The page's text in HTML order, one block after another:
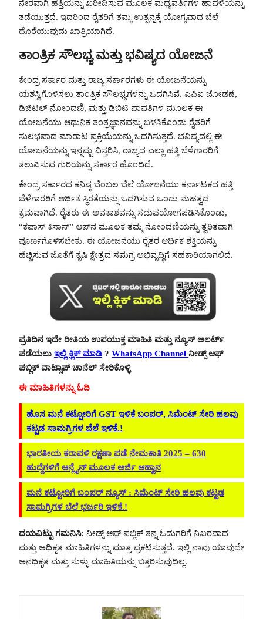
ನೇರವಾಗಿ ಹತ್ತಿಯನ್ನು ಖರೀದಿಸುವ ಮೂಲಕ ಮಧ್ಯವರ್ತಿಗಳ ಹಾವಳಿಯನ್ನು
ತಡೆಯುತ್ತದೆ. ಇದರಿಂದ ರೈತರಿಗೆ ತಮ್ಮ ಉತ್ಪನ್ನಕ್ಕೆ ಯೋಗ್ಯವಾದ ಬೆಲೆ
ದೊರೆಯುವುದು ಖಾತ್ರಿಯಾಗಿದೆ.
ತಾಂತ್ರಿಕ ಸೌಲಭ್ಯ ಮತ್ತು ಭವಿಷ್ಯದ ಯೋಜನೆ
ಕೇಂದ್ರ ಸರ್ಕಾರ ಮತ್ತು ರಾಜ್ಯ ಸರ್ಕಾರಗಳು ಈ ಯೋಜನೆಯನ್ನು
ಯಶಸ್ವಿಗೊಳಿಸಲು ತಾಂತ್ರಿಕ ಸೌಲಭ್ಯಗಳನ್ನು ಒದಗಿಸಿವೆ. ಎಪಿಐ ಜೋಡಣೆ,
ಡಿಜಿಟಲ್ ನೋಂದಣಿ, ಮತ್ತು ಡಿಬಿಟಿ ಪಾವತಿಗಳ ಮೂಲಕ ಈ
ಯೋಜನೆಯು ಆಧುನಿಕ ತಂತ್ರಜ್ಞಾನವನ್ನು ಬಳಸಿಕೊಂಡು ರೈತರಿಗೆ
ಸುಲಭವಾದ ಮಾರಾಟ ಪ್ರಕ್ರಿಯೆಯನ್ನು ಒದಗಿಸುತ್ತದೆ. ಭವಿಷ್ಯದಲ್ಲಿ ಈ
ಯೋಜನೆಯನ್ನು ಇನ್ನಷ್ಟು ವಿಸ್ತರಿಸಿ, ರಾಜ್ಯದ ಎಲ್ಲಾ ಹತ್ತಿ ಬೆಳೆಗಾರರಿಗೆ
ತಲುಪಿಸುವ ಗುರಿಯನ್ನು ಸರ್ಕಾರ ಹೊಂದಿದೆ.
ಕೇಂದ್ರ ಸರ್ಕಾರದ ಕನಿಷ್ಠ ಬೆಂಬಲ ಬೆಲೆ ಯೋಜನೆಯು ಕರ್ನಾಟಕದ ಹತ್ತಿ
ಬೆಳೆಗಾರರಿಗೆ ಆರ್ಥಿಕ ಸ್ಥಿರತೆಯನ್ನು ಒದಗಿಸುವ ಒಂದು ಮಹತ್ವದ
ಕ್ರಮವಾಗಿದೆ. ರೈತರು ಈ ಅವಕಾಶವನ್ನು ಸದುಪಯೋಗಪಡಿಸಿಕೊಂಡು,
“ಕಪಾಸ್ ಕಿಸಾನ್” ಆಪ್‌ನ ಮೂಲಕ ತಮ್ಮ ನೋಂದಣಿಯನ್ನು ತ್ವರಿತವಾಗಿ
ಪೂರ್ಣಗೊಳಿಸಬೇಕು. ಈ ಯೋಜನೆಯು ರೈತರ ಆರ್ಥಿಕ ಶಕ್ತಿಯನ್ನು
ಹೆಚ್ಚಿಸುವ ಜೊತೆಗೆ ಕೃಷಿ ಕ್ಷೇತ್ರದ ಸಮಗ್ರ ಅಭಿವೃದ್ಧಿಗೆ ಸಹಕಾರಿಯಾಗಲಿದೆ.
ಪ್ರತಿದಿನ ಇದೇ ರೀತಿಯ ಉಪಯುಕ್ತ ಮಾಹಿತಿ ಮತ್ತು ನ್ಯೂಸ್ ಅಲರ್ಟ್
ಪಡೆಯಲು ಇಲ್ಲಿ ಕ್ಲಿಕ್ ಮಾಡಿ ? WhatsApp Channel ನೀಡ್ಸ್ ಆಫ್
ಪಬ್ಲಿಕ್ ವಾಟ್ಸಾಪ್ ಚಾನೆಲ್ ಸೇರಿಕೊಳ್ಳಿ
ಈ ಮಾಹಿತಿಗಳನ್ನು ಓದಿ
ಹೊಸ ಮನೆ ಕಟ್ಟೋರಿಗೆ GST ಇಳಿಕೆ ಬಂಪರ್, ಸಿಮೆಂಟ್ ಸೇರಿ ಹಲವು
ಕಟ್ಟಡ ಸಾಮಗ್ರಿಗಳ ಬೆಲೆ ಇಳಿಕೆ.!
ಭಾರತೀಯ ಕರಾವಳಿ ರಕ್ಷಣಾ ಪಡೆ ನೇಮಕಾತಿ 2025 – 630
ಹುದ್ದೆಗಳಿಗೆ ಆನ್ಲೈನ್ ಮೂಲಕ ಅರ್ಜಿ ಆಹ್ವಾನ
ಮನೆ ಕಟ್ಟೋರಿಗೆ ಬಂಪರ್ ನ್ಯೂಸ್ : ಸಿಮೆಂಟ್ ಸೇರಿ ಹಲವು ಕಟ್ಟಡ
ಸಾಮಗ್ರಿಗಳ ಬೆಲೆ ಭರ್ಜರಿ ಇಳಿಕೆ.!
ದಯವಿಟ್ಟು ಗಮನಿಸಿ: ನೀಡ್ಸ್ ಆಫ್ ಪಬ್ಲಿಕ್ ತನ್ನ ಓದುಗರಿಗೆ ನಿಖರವಾದ
ಮತ್ತು ಅಧಿಕೃತ ಮಾಹಿತಿಗಳನ್ನು ಮಾತ್ರ ಪ್ರಕಟಿಸುತ್ತದೆ. ಇಲ್ಲಿ ನಾವು ಯಾವುದೇ
ಅನಧಿಕೃತ ಮತ್ತು ಸುಳ್ಳು ಮಾಹಿತಿಯನ್ನು ಬಿತ್ತರಿಸುವುದಿಲ್ಲ.